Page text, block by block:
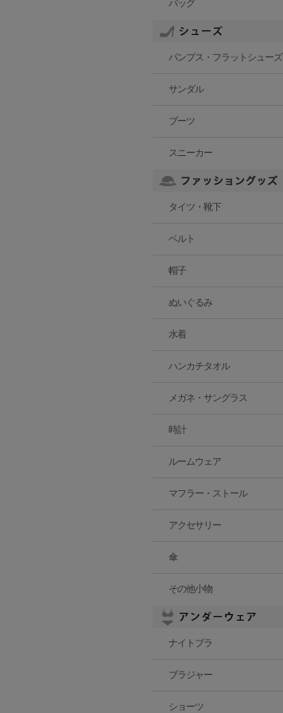
バッグ
パンプス・フラットシューズ
サンダル
ブーツ
スニーカー
タイツ・靴下
ベルト
帽子
ぬいぐるみ
水着
ハンカチタオル
メガネ・サングラス
時計
ルームウェア
マフラー・ストール
アクセサリー
傘
その他小物
ナイトブラ
ブラジャー
ショーツ